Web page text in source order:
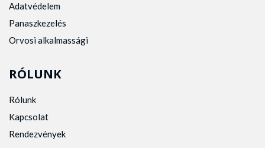
Adatvédelem
Panaszkezelés
Orvosi alkalmassági
RÓLUNK
Rólunk
Kapcsolat
Rendezvények